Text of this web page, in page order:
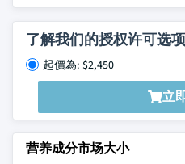
了解我们的授权许可选
起價為: $2,450
立
营养成分市场大小